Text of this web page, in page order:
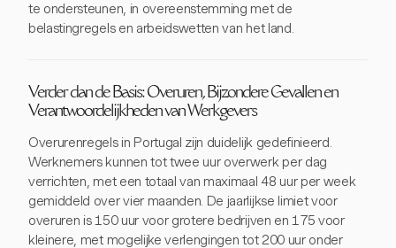
te ondersteunen, in overeenstemming met de
belastingregels en arbeidswetten van het land.
Verder dan de Basis: Overuren, Bijzondere Gevallen en
Verantwoordelijkheden van Werkgevers
Overurenregels in Portugal zijn duidelijk gedefinieerd.
Werknemers kunnen tot twee uur overwerk per dag
verrichten, met een totaal van maximaal 48 uur per week
gemiddeld over vier maanden. De jaarlijkse limiet voor
overuren is 150 uur voor grotere bedrijven en 175 voor
kleinere, met mogelijke verlengingen tot 200 uur onder